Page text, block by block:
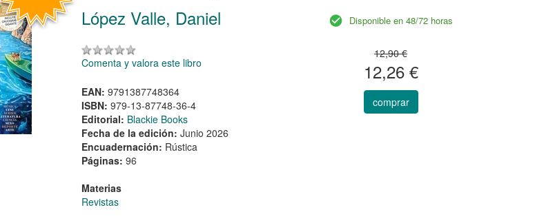
López Valle, Daniel
Comenta y valora este libro
EAN: 9791387748364
ISBN: 979-13-87748-36-4
Editorial: Blackie Books
Fecha de la edición: Junio 2026
Encuadernación: Rústica
Páginas: 96
Materias
Revistas
Disponible en 48/72 horas
12,90 €
12,26 €
comprar